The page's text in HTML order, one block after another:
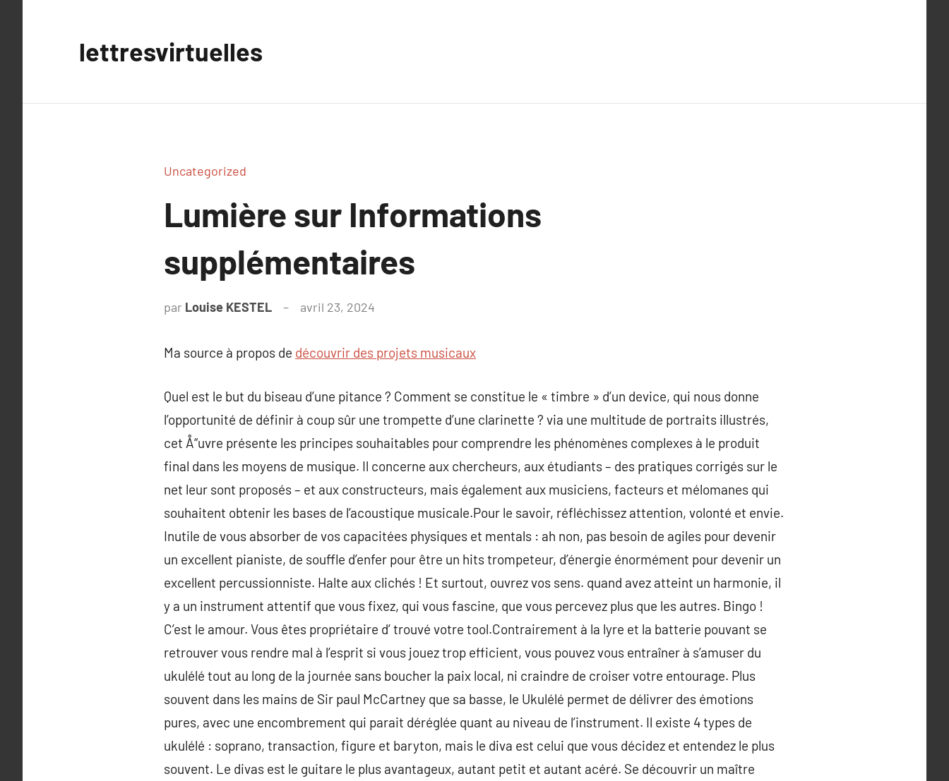
lettresvirtuelles
Uncategorized
Lumière sur Informations
supplémentaires
par Louise KESTEL avril 23, 2024
Ma source à propos de découvrir des projets musicaux
Quel est le but du biseau d’une pitance ? Comment se constitue le « timbre » d’un device, qui nous donne
l’opportunité de définir à coup sûr une trompette d’une clarinette ? via une multitude de portraits illustrés,
cet Å“uvre présente les principes souhaitables pour comprendre les phénomènes complexes à le produit
final dans les moyens de musique. Il concerne aux chercheurs, aux étudiants – des pratiques corrigés sur le
net leur sont proposés – et aux constructeurs, mais également aux musiciens, facteurs et mélomanes qui
souhaitent obtenir les bases de l’acoustique musicale.Pour le savoir, réfléchissez attention, volonté et envie.
Inutile de vous absorber de vos capacitées physiques et mentals : ah non, pas besoin de agiles pour devenir
un excellent pianiste, de souffle d’enfer pour être un hits trompeteur, d’énergie énormément pour devenir un
excellent percussionniste. Halte aux clichés ! Et surtout, ouvrez vos sens. quand avez atteint un harmonie, il
y a un instrument attentif que vous fixez, qui vous fascine, que vous percevez plus que les autres. Bingo !
C’est le amour. Vous êtes propriétaire d’ trouvé votre tool.Contrairement à la lyre et la batterie pouvant se
retrouver vous rendre mal à l’esprit si vous jouez trop efficient, vous pouvez vous entraîner à s’amuser du
ukulélé tout au long de la journée sans boucher la paix local, ni craindre de croiser votre entourage. Plus
souvent dans les mains de Sir paul McCartney que sa basse, le Ukulélé permet de délivrer des émotions
pures, avec une encombrement qui parait déréglée quant au niveau de l’instrument. Il existe 4 types de
ukulélé : soprano, transaction, figure et baryton, mais le diva est celui que vous décidez et entendez le plus
souvent. Le divas est le guitare le plus avantageux, autant petit et autant acéré. Se découvrir un maître